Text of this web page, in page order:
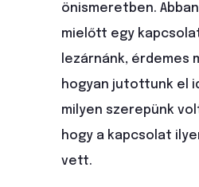
önismeretben.
mielőtt egy
lezárnánk, érdemes
hogyan jutottunk el
milyen szerepünk
hogy a kapcsolat
vett.